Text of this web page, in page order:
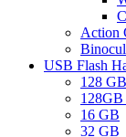
Action
USB Flash
128 GB
16 GB
32 GB